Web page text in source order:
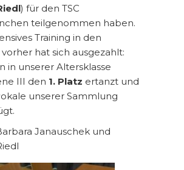
) für den TSC
teilgenommen haben.
Training in den
hat sich ausgezahlt:
in unserer Altersklasse
III den 1. Platz ertanzt und
unserer Sammlung
Janauschek und